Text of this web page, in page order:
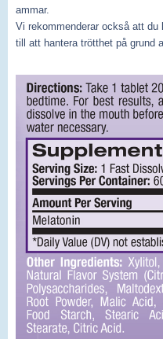
ammar.
Vi rekommenderar också att du
till att hantera trötthet på grund